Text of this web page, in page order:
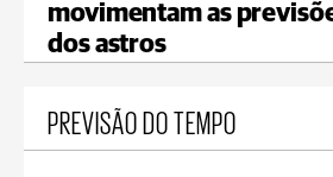
movimentam as
dos astros
PREVISÃO DO TEMPO